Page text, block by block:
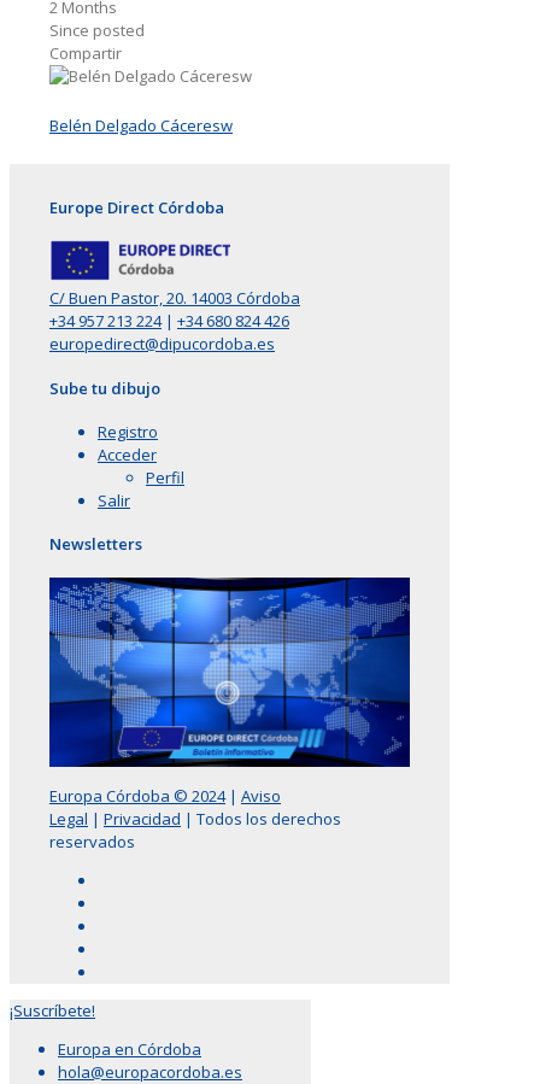
2 Months
Since posted
Compartir
Belén Delgado Cáceresw
Europe Direct Córdoba
C/ Buen Pastor, 20. 14003 Córdoba
+34 957 213 224| +34 680 824 426
europedirect@dipucordoba.es
Sube tu dibujo
Registro
Acceder
Perfil
Salir
Newsletters
Europa Córdoba © 2024| Aviso
Legal | Privacidad | Todos los derechos
reservados
¡Suscríbete!
Europa en Córdoba
hola@europacordoba.es